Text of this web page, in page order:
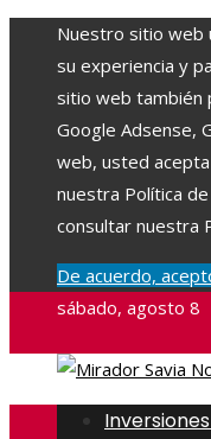
Nuestro sitio web
su experiencia y
sitio web también
Google Adsense,
web, usted
nuestra Política
consultar nuestra
De acuerdo,
sábado, agosto 8